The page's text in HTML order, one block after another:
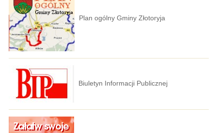
Plan ogólny Gminy Złotoryja
Biuletyn Informacji Publicznej